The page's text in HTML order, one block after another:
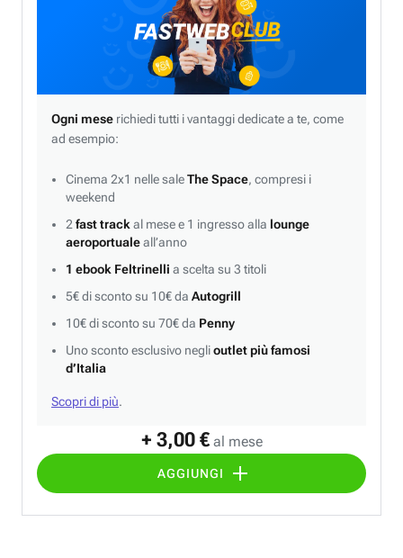
+ 3,00 € al mese
AGGIUNGI
Ogni mese richiedi tutti i vantaggi dedicate a te, come
ad esempio:
Cinema 2x1 nelle saleThe Space, compresi i
weekend
2 fast track al mese e 1 ingresso alla lounge
aeroportualeall’anno
1 ebook Feltrinelli a scelta su 3 titoli
5€ di sconto su 10€ da Autogrill
10€ di sconto su 70€ da Penny
Uno sconto esclusivo neglioutlet più famosi
d’Italia
Scopri di più.